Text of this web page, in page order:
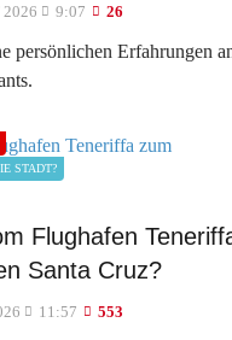
2026 9:07 26
persönlichen Erfahrungen
STADT?
Flughafen
Santa Cruz?
11:57 553